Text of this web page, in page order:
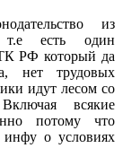
из
т.е есть один
РФ который да
нет трудовых
идут лесом со
всякие
потому что
инфу о условиях